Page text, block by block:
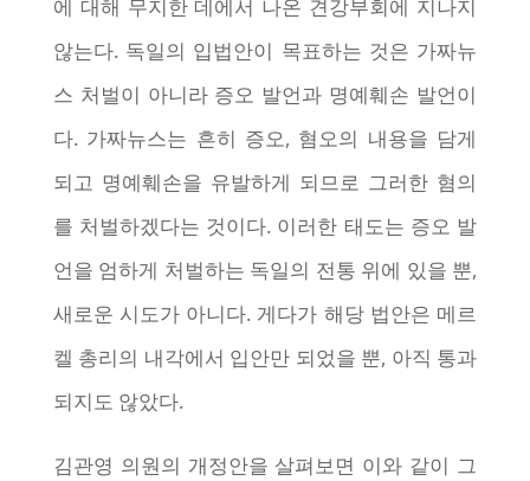
에 대해 무지한 데에서 나온 견강부회에 지나지
않는다. 독일의 입법안이 목표하는 것은 가짜뉴
스 처벌이 아니라 증오 발언과 명예훼손 발언이
다. 가짜뉴스는 흔히 증오, 혐오의 내용을 담게
되고 명예훼손을 유발하게 되므로 그러한 혐의
를 처벌하겠다는 것이다. 이러한 태도는 증오 발
언을 엄하게 처벌하는 독일의 전통 위에 있을 뿐,
새로운 시도가 아니다. 게다가 해당 법안은 메르
켈 총리의 내각에서 입안만 되었을 뿐, 아직 통과
되지도 않았다.
김관영 의원의 개정안을 살펴보면 이와 같이 그